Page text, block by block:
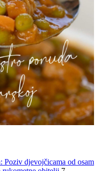
djevojčicama od osam